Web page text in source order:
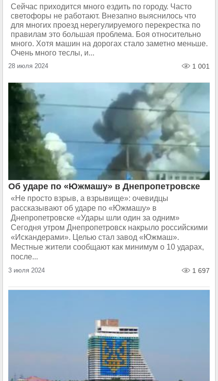
Сейчас приходится много ездить по городу. Часто
светофоры не работают. Внезапно выяснилось что
для многих проезд нерегулируемого перекрестка по
правилам это большая проблема. Боя относительно
много. Хотя машин на дорогах стало заметно меньше.
Очень много теслы, и...
28 июля 2024 1 001
Об ударе по «Южмашу» в Днепропетровске
«Не просто взрыв, а взрывище»: очевидцы
рассказывают об ударе по «Южмашу» в
Днепропетровске «Удары шли один за одним»
Сегодня утром Днепропетровск накрыло российскими
«Искандерами». Целью стал завод «Южмаш».
Местные жители сообщают как минимум о 10 ударах,
после...
3 июля 2024 1 697